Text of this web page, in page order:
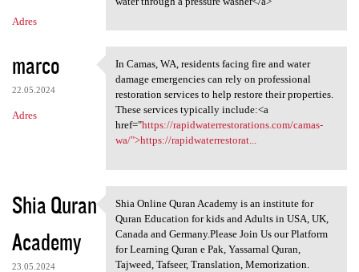
Adres
marco
22.05.2024
Adres
In Camas, WA, residents
In Camas, WA, residents facing fire and water
damage emergencies can rely on professional
restoration services to help restore their properties.
These services typically include:<a
href="https://rapidwaterrestorations.com/camas-
wa/">https://rapidwaterrestorat...
Shia Quran
Academy
23.05.2024
Shia Online Quran Academy is
Shia Online Quran Academy is an institute for
Quran Education for kids and Adults in USA, UK,
Canada and Germany.Please Join Us our Platform
for Learning Quran e Pak, Yassarnal Quran,
Tajweed, Tafseer, Translation, Memorization.